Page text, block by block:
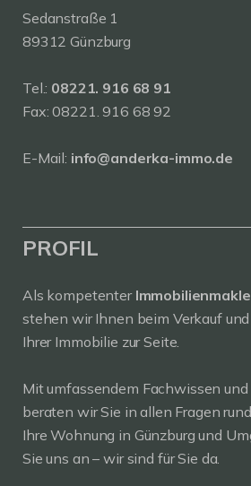
Sedanstraße 1
89312 Günzburg
Tel.: 08221. 916 68 91
Fax: 08221. 916 68 92
E-Mail: info@anderka-immo.de
PROFIL
Als kompetenter
stehen wir Ihnen beim Verkauf
Ihrer Immobilie zur Seite.
Mit umfassendem Fachwissen
beraten wir Sie in allen Fragen
Ihre Wohnung in Günzburg und
Sie uns an – wir sind für Sie da.